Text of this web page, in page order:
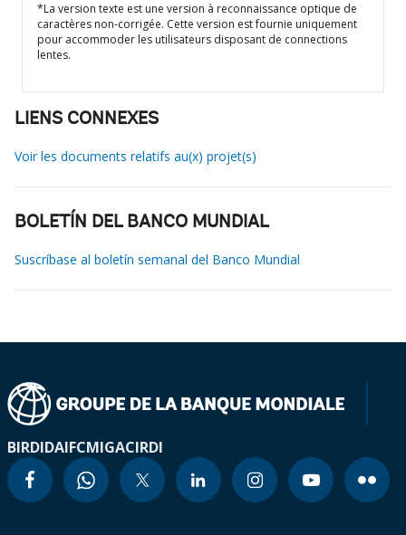
*La version texte est une version à reconnaissance optique de
caractères non-corrigée. Cette version est fournie uniquement
pour accommoder les utilisateurs disposant de connections
lentes.
LIENS CONNEXES
Voir les documents relatifs au(x) projet(s)
BOLETÍN DEL BANCO MUNDIAL
Suscríbase al boletín semanal del Banco Mundial
BIRDIDAIFCMIGACIRDI